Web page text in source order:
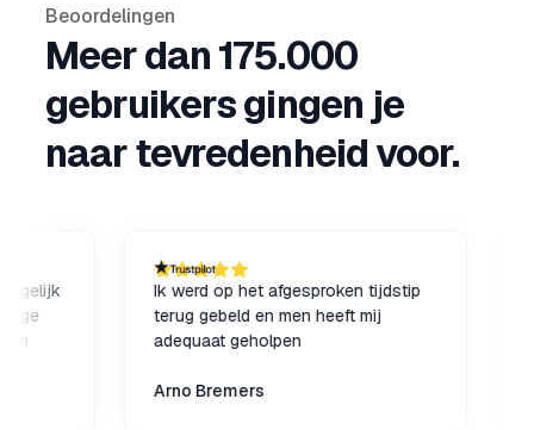
Beoordelingen
Meer dan 175.000
gebruikers gingen je
naar tevredenheid voor.
Ik werd op het afgesproken tijdstip
terug gebeld en men heeft mij
adequaat geholpen
Arno Bremers